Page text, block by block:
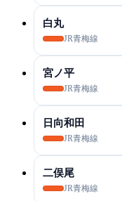
白丸
JR青梅線
宮ノ平
JR青梅線
日向和田
JR青梅線
二俣尾
JR青梅線